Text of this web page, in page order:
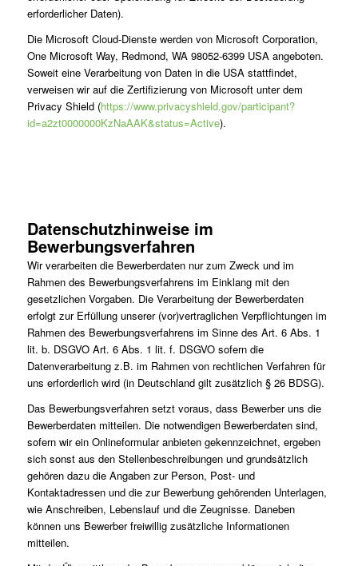
erforderlicher Daten).
Die Microsoft Cloud-Dienste werden von Microsoft Corporation,
One Microsoft Way, Redmond, WA 98052-6399 USA angeboten.
Soweit eine Verarbeitung von Daten in die USA stattfindet,
verweisen wir auf die Zertifizierung von Microsoft unter dem
Privacy Shield (https://www.privacyshield.gov/participant?
id=a2zt0000000KzNaAAK&status=Active).
Datenschutzhinweise im
Bewerbungsverfahren
Wir verarbeiten die Bewerberdaten nur zum Zweck und im
Rahmen des Bewerbungsverfahrens im Einklang mit den
gesetzlichen Vorgaben. Die Verarbeitung der Bewerberdaten
erfolgt zur Erfüllung unserer (vor)vertraglichen Verpflichtungen im
Rahmen des Bewerbungsverfahrens im Sinne des Art. 6 Abs. 1
lit. b. DSGVO Art. 6 Abs. 1 lit. f. DSGVO sofern die
Datenverarbeitung z.B. im Rahmen von rechtlichen Verfahren für
uns erforderlich wird (in Deutschland gilt zusätzlich § 26 BDSG).
Das Bewerbungsverfahren setzt voraus, dass Bewerber uns die
Bewerberdaten mitteilen. Die notwendigen Bewerberdaten sind,
sofern wir ein Onlineformular anbieten gekennzeichnet, ergeben
sich sonst aus den Stellenbeschreibungen und grundsätzlich
gehören dazu die Angaben zur Person, Post- und
Kontaktadressen und die zur Bewerbung gehörenden Unterlagen,
wie Anschreiben, Lebenslauf und die Zeugnisse. Daneben
können uns Bewerber freiwillig zusätzliche Informationen
mitteilen.